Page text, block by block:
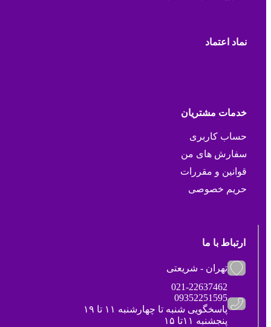
نماد اعتماد
خدمات مشتریان
حساب کاربری
سفارش های من
قوانین و مقررات
حریم خصوصی
ارتباط با ما
تهران - شریعتی
021-22637462
09352251595
پاسخگویی شنبه تا چهارشنبه ۱۱ تا ۱۹
پنجشنبه ۱۱تا ۱۵